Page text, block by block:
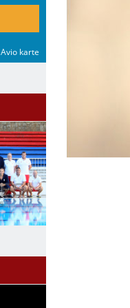
Avio karte